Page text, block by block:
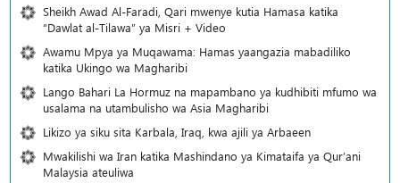
Sheikh Awad Al-Faradi, Qari mwenye kutia Hamasa katika
“Dawlat al-Tilawa” ya Misri + Video
Awamu Mpya ya Muqawama: Hamas yaangazia mabadiliko
katika Ukingo wa Magharibi
Lango Bahari La Hormuz na mapambano ya kudhibiti mfumo wa
usalama na utambulisho wa Asia Magharibi
Likizo ya siku sita Karbala, Iraq, kwa ajili ya Arbaeen
Mwakilishi wa Iran katika Mashindano ya Kimataifa ya Qur’ani
Malaysia ateuliwa